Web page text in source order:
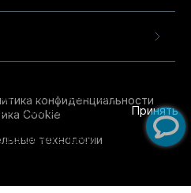
конфиденциальности
Cookie
технологии
использовать
с использованием
дополнительной
Принять